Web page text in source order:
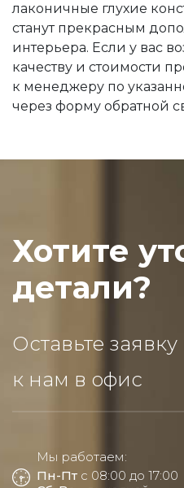
лаконичные глухие
станут прекрасным
интерьера. Если у вас
качеству и стоимости
к менеджеру по
через форму обратной
Хотите
детали?
Оставьте
к нам в офис
Мы работаем:
Пн-Пт с 08:00 до 17:00